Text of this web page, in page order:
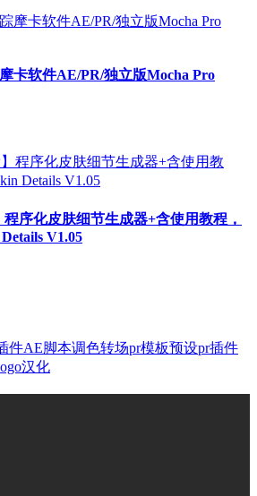
卡软件AE/PR/独立版Mocha Pro
程序化皮肤细节生成器+含使用教程，
V1.05
件AE脚本调色转场pr模板预设pr插件
汉化